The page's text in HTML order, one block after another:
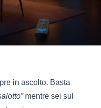
in ascolto. Basta
mentre sei sul